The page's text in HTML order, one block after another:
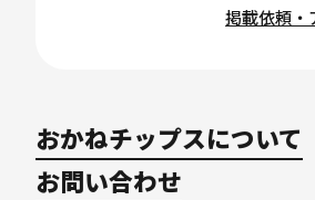
掲載依頼・
おかねチップスについて
お問い合わせ